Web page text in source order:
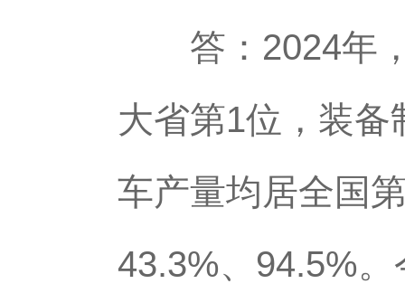
答：2024年，
大省第1位，装
车产量均居全国
43.3%、94.5%